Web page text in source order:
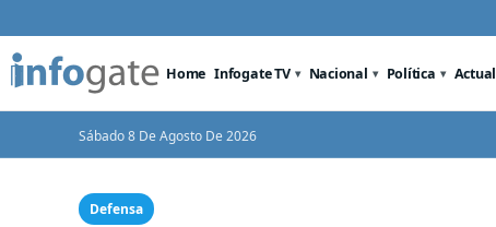
Home Infogate TV Nacional Política
Sábado 8 De Agosto De 2026
Defensa